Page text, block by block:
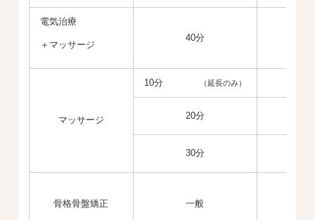
電気治療
＋マッサージ
40分
マッサージ
10分 （延長のみ）
20分
30分
骨格骨盤矯正 一般